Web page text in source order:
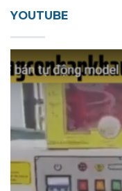
YOUTUBE